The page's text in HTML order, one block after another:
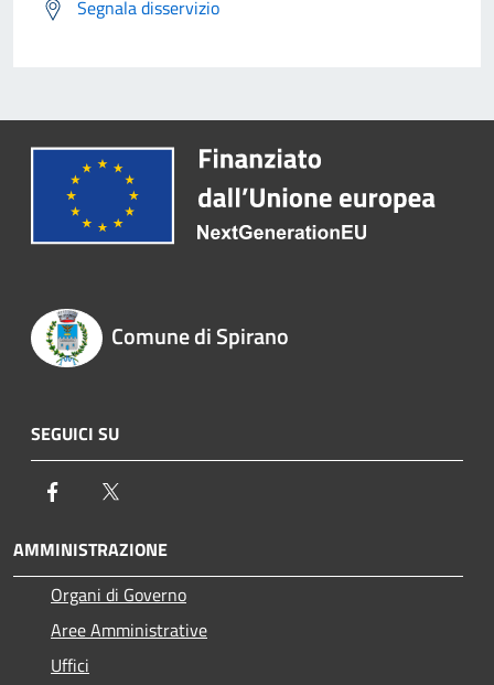
Segnala disservizio
Comune di Spirano
SEGUICI SU
Facebook
AMMINISTRAZIONE
Organi di Governo
Aree Amministrative
Uffici